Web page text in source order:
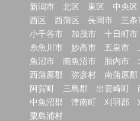
新潟市 北区 東区 中央区
西区
西蒲区 長岡市 三条
小千谷市
加茂市 十日町市
糸魚川市
妙高市 五泉市
魚沼市
南魚沼市 胎内市
西蒲原郡
弥彦村 南蒲原郡
阿賀町
三島郡 出雲崎町
中魚沼郡
津南町 刈羽郡
粟島浦村